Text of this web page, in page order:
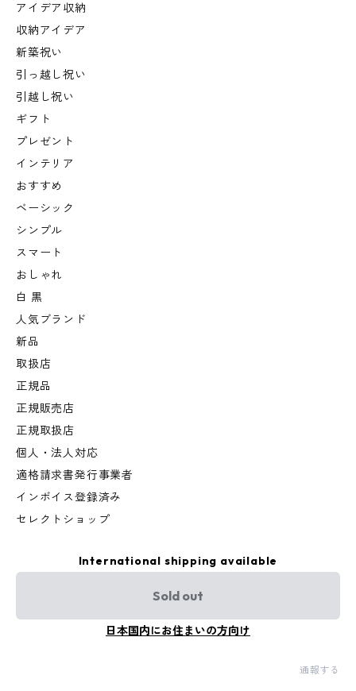
アイデア収納
収納アイデア
新築祝い
引っ越し祝い
引越し祝い
ギフト
プレゼント
インテリア
おすすめ
ベーシック
シンプル
スマート
おしゃれ
白 黒
人気ブランド
新品
取扱店
正規品
正規販売店
正規取扱店
個人・法人対応
適格請求書発行事業者
インボイス登録済み
セレクトショップ
International shipping available
Sold out
日本国内にお住まいの方向け
通報する